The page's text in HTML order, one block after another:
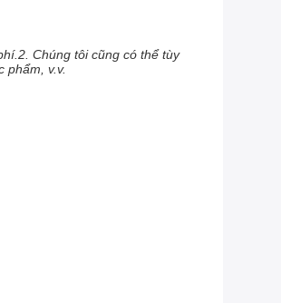
Chúng tôi cũng có thể tùy
phẩm, v.v.